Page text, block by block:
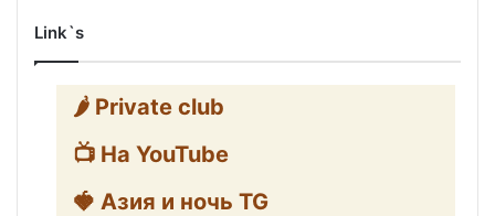
Link`s
🌶️ Private club
📺 На YouTube
🍓 Азия и ночь TG